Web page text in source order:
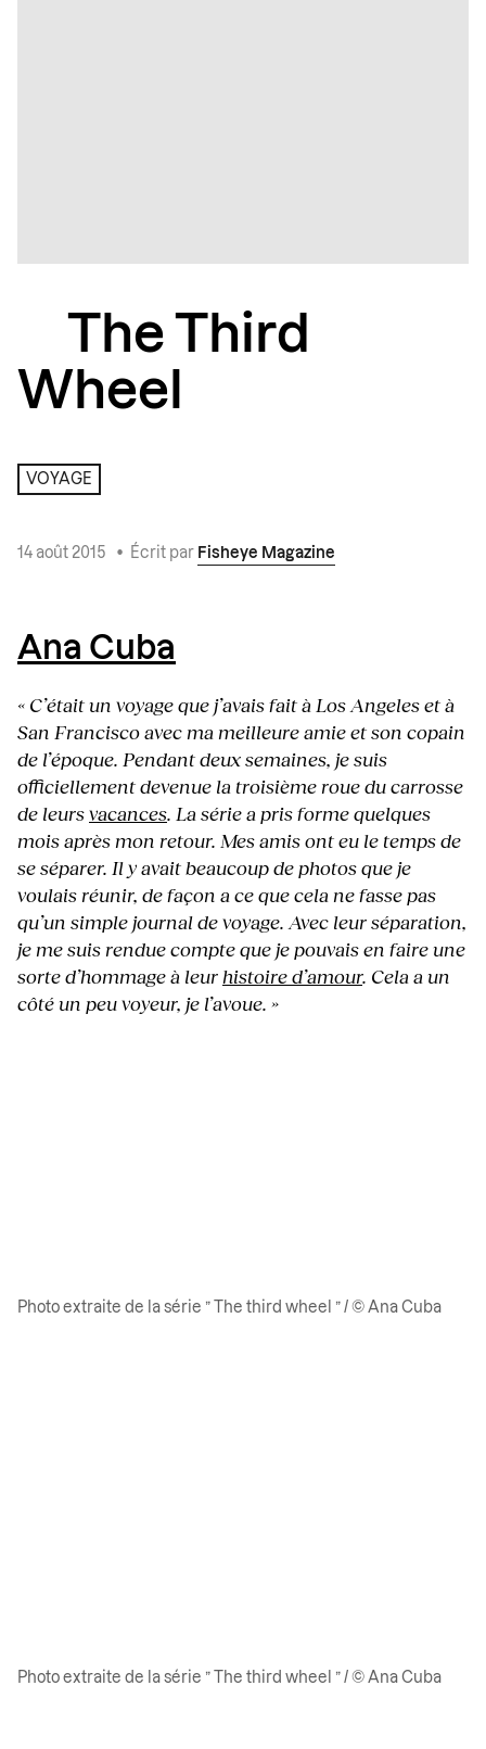
The Third
Wheel
VOYAGE
14 août 2015 • Écrit par Fisheye Magazine
Ana Cuba
« C’était un voyage que j’avais fait à Los Angeles et à
San Francisco avec ma meilleure amie et son copain
de l’époque. Pendant deux semaines, je suis
officiellement devenue la troisième roue du carrosse
de leursvacances. La série a pris forme quelques
mois après mon retour. Mes amis ont eu le temps de
se séparer. Il y avait beaucoup de photos que je
voulais réunir, de façon a ce que cela ne fasse pas
qu’un simple journal de voyage. Avec leur séparation,
je me suis rendue compte que je pouvais en faire une
sorte d’hommage à leur histoire d’amour. Cela a un
côté un peu voyeur, je l’avoue. »
Photo extraite de la série ” The third wheel ” / © Ana Cuba
Photo extraite de la série ” The third wheel ” / © Ana Cuba